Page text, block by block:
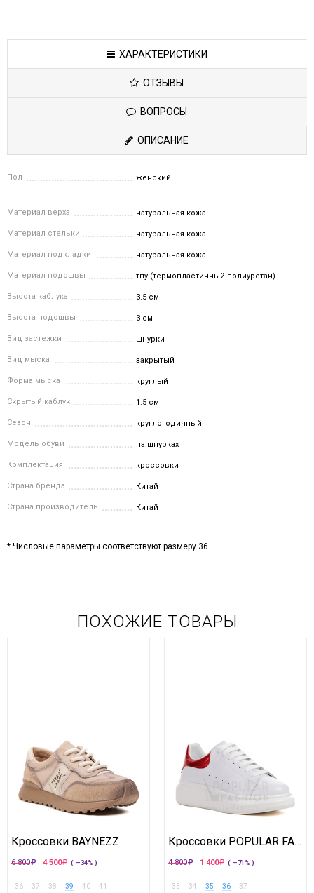
ХАРАКТЕРИСТИКИ
ОТЗЫВЫ
ВОПРОСЫ
ОПИСАНИЕ
Пол женский
Материал верха натуральная кожа
Материал стельки натуральная кожа
Материал подкладки натуральная кожа
Материал подошвы тпу (термопластичный полиуретан)
Высота каблука 3.5 см
Высота подошвы 3 см
Вид застежки шнурки
Вид мыска закрытый
Форма мыска круглый
Скрытый каблук 1.5 см
Сезон круглогодичный
Модель обуви на шнурках
Комплектация кроссовки
Страна бренда Китай
Страна производитель Китай
* Числовые параметры соответствуют размеру 36
ПОХОЖИЕ ТОВАРЫ
Кроссовки BAYNEZZ
6 800 4 500 ( —34% )
36 37 38 39 40 41
Кроссовки POPULAR FASHION
4 800 1 400 ( —71% )
33 34 35 36 37